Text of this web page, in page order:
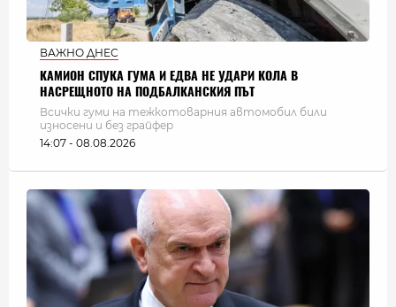
ВАЖНО ДНЕС
КАМИОН СПУКА ГУМА И ЕДВА НЕ УДАРИ КОЛА В
НАСРЕЩНОТО НА ПОДБАЛКАНСКИЯ ПЪТ
Всички гуми на тежкотоварния автомобил били
износени и без грайфер
14:07 - 08.08.2026